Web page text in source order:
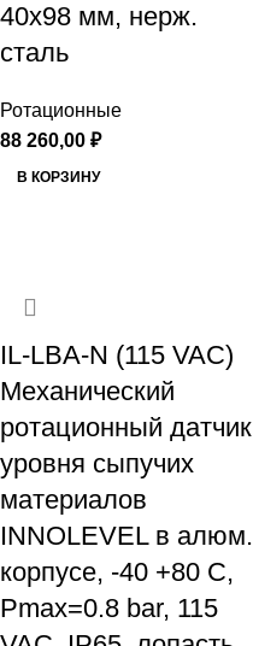
40х98 мм, нерж.
сталь
Ротационные
88 260,00 ₽
В КОРЗИНУ
IL-LBA-N (115 VAC)
Механический
ротационный датчик
уровня сыпучих
материалов
INNOLEVEL в алюм.
корпусе, -40 +80 С,
Рmax=0.8 bar, 115